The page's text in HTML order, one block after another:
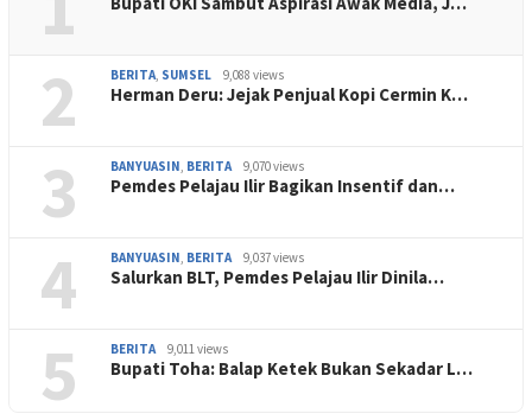
2 BERITA, SUMSEL 9,088 views
Herman Deru: Jejak Penjual Kopi Cermin K…
3 BANYUASIN, BERITA 9,070 views
Pemdes Pelajau Ilir Bagikan Insentif dan…
4 BANYUASIN, BERITA 9,037 views
Salurkan BLT, Pemdes Pelajau Ilir Dinila…
5 BERITA 9,011 views
Bupati Toha: Balap Ketek Bukan Sekadar L…